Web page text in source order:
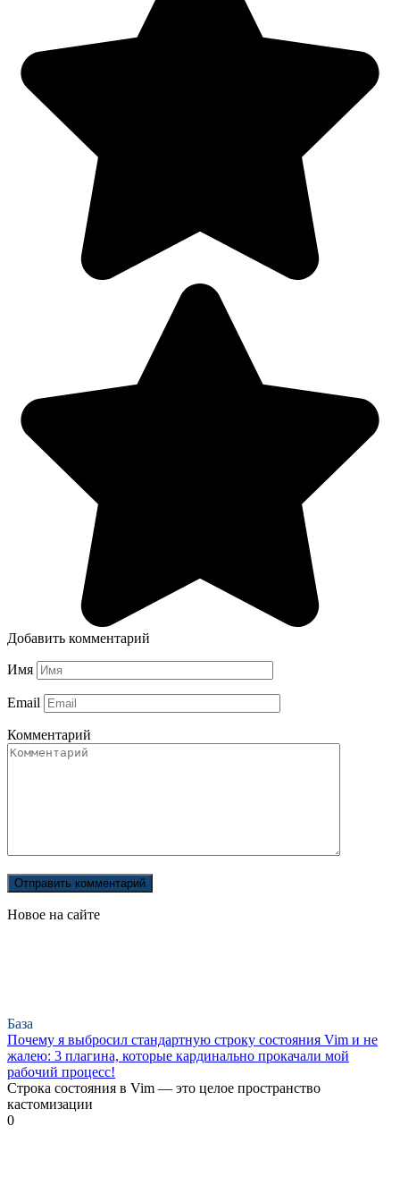
Добавить комментарий
Имя
Email
Комментарий
Новое на сайте
База
Почему я выбросил стандартную строку состояния Vim и не
жалею: 3 плагина, которые кардинально прокачали мой
рабочий процесс!
Строка состояния в Vim — это целое пространство
кастомизации
0